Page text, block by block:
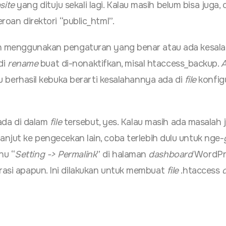
yang dituju sekali lagi. Kalau masih belum bisa juga,
direktori “public_html”.
pengaturan yang benar atau ada
renamebuat di-nonaktifkan, misal htaccess_backup.
berhasil kebuka berarti kesalahannya ada di file
di dalam filetersebut, yes. Kalau masih ada masalah
ke pengecekan lain, coba terlebih dulu untuk nge-
“Setting -> Permalink” di halaman dashboard
apapun. Ini dilakukan untuk membuat file.htaccess